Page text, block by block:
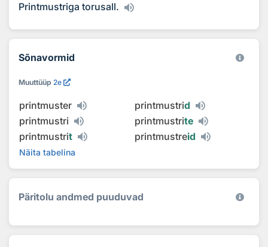
Printmustriga torusall.
Sõnavormid
Muuttüüp 2e
printmuster printmustrid
printmustri
printmustrite
printmustrit printmustreid
Näita tabelina
Päritolu andmed puuduvad